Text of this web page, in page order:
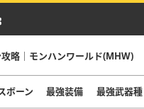
攻略｜モンハンワールド(MHW)
ボーン 最強装備 最強武器種